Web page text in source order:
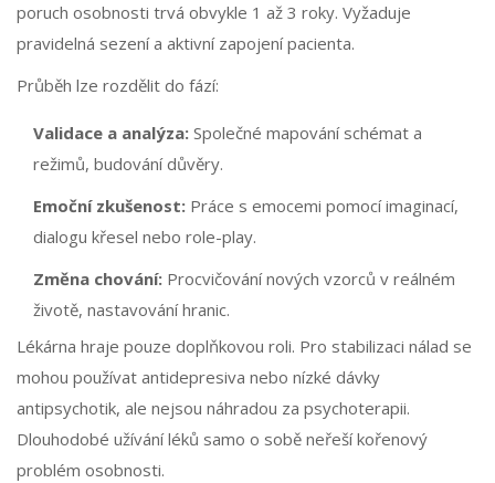
poruch osobnosti trvá obvykle 1 až 3 roky. Vyžaduje
pravidelná sezení a aktivní zapojení pacienta.
Průběh lze rozdělit do fází:
Validace a analýza: Společné mapování schémat a
režimů, budování důvěry.
Emoční zkušenost: Práce s emocemi pomocí imaginací,
dialogu křesel nebo role-play.
Změna chování: Procvičování nových vzorců v reálném
životě, nastavování hranic.
Lékárna hraje pouze doplňkovou roli. Pro stabilizaci nálad se
mohou používat antidepresiva nebo nízké dávky
antipsychotik, ale nejsou náhradou za psychoterapii.
Dlouhodobé užívání léků samo o sobě neřeší kořenový
problém osobnosti.